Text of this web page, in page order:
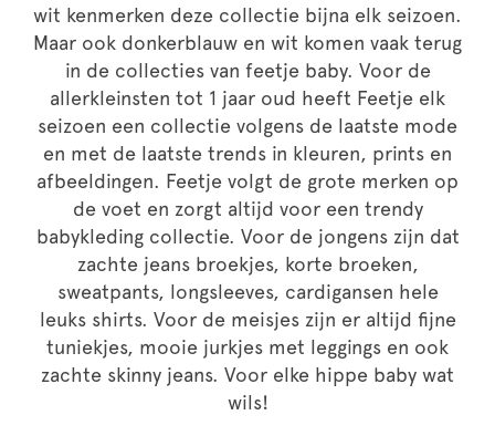
wit kenmerken deze collectie bijna elk seizoen.
Maar ook donkerblauw en wit komen vaak terug
in de collecties van feetje baby. Voor de
allerkleinsten tot 1 jaar oud heeft Feetje elk
seizoen een collectie volgens de laatste mode
en met de laatste trends in kleuren, prints en
afbeeldingen. Feetje volgt de grote merken op
de voet en zorgt altijd voor een trendy
babykleding collectie. Voor de jongens zijn dat
zachte jeans broekjes, korte broeken,
sweatpants, longsleeves, cardigansen hele
leuks shirts. Voor de meisjes zijn er altijd fijne
tuniekjes, mooie jurkjes met leggings en ook
zachte skinny jeans. Voor elke hippe baby wat
wils!